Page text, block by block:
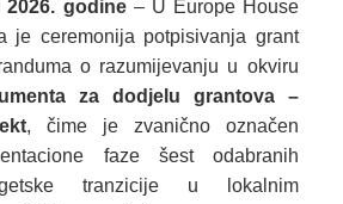
2026. godine– U Europe House
je ceremonija potpisivanja grant
o razumijevanju u okviru
za dodjelu grantova –
, čime je zvanično označen
faze šest odabranih
tranzicije u lokalnim